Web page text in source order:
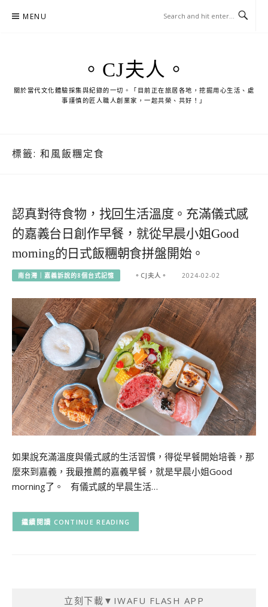
MENU
。CJ夫人。
關於當代文化體驗採集與紀錄的一切。「目前正在旅居各地，挖掘用心生活、處
事謹慎的匠人職人創業家，一起共榮、共好！」
標籤: 和風飯糰定食
認真對待食物，找回生活溫度。充滿儀式感
的嘉義台日創作早餐，就從早晨小姐Good
morning的日式飯糰朝食拼盤開始。
南台灣｜嘉義訴說的8個台式記憶 。CJ夫人。 2024-02-02
如果說充滿溫度與儀式感的生活習慣，得從早餐開始培養，那
麼來到嘉義，我最推薦的嘉義早餐，就是早晨小姐Good
morning了。 有儀式感的早晨生活…
CONTINUE READING
立刻下載▼IWAFU FLASH APP